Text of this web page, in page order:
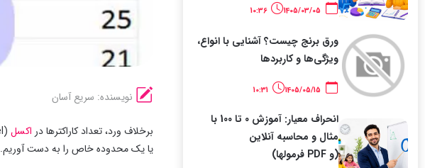
10:36
ورق برنج چیست؟ آشنایی با انواع،
ویژگی‌ها و کاربردها
10:31
انحراف معیار: آموزش 0 تا 100 با
مثال و محاسبه آنلاین
(و PDF فرمولها)
نویسنده: سریع آسان
برخلاف ورد، تعداد کاراکترها در اکسل
یا یک محدوده خاص را به دست آوریم.